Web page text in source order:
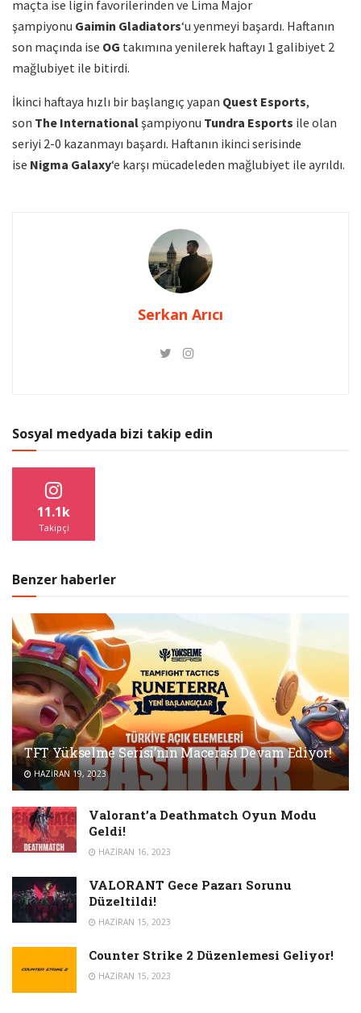
maçta ise ligin favorilerinden ve Lima Major
şampiyonu Gaimin Gladiators‘u yenmeyi başardı. Haftanın
son maçında ise OG takımına yenilerek haftayı 1 galibiyet 2
mağlubiyet ile bitirdi.
İkinci haftaya hızlı bir başlangıç yapan Quest Esports,
son The Internationalşampiyonu Tundra Esports ile olan
seriyi 2-0 kazanmayı başardı. Haftanın ikinci serisinde
ise Nigma Galaxy‘e karşı mücadeleden mağlubiyet ile ayrıldı.
Serkan Arıcı
Sosyal medyada bizi takip edin
11.1k
Takipçi
Benzer haberler
TFT Yükselme Serisi’nin Macerası Devam Ediyor!
HAZIRAN 19, 2023
Valorant’a Deathmatch Oyun Modu
Geldi!
HAZIRAN 16, 2023
VALORANT Gece Pazarı Sorunu
Düzeltildi!
HAZIRAN 15, 2023
Counter Strike 2 Düzenlemesi Geliyor!
HAZIRAN 15, 2023